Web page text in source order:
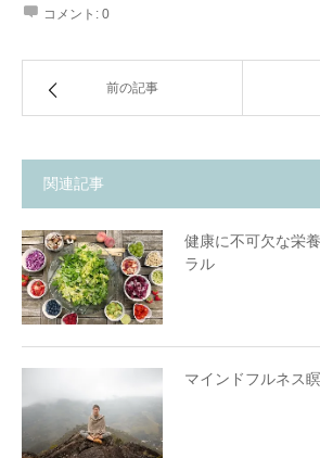
コメント: 0
前の記事
関連記事
健康に不可欠な栄
ラル
マインドフルネス
なぜ今、予防医学が必要なのか？
当院が大切にする「4つのサイクル」
「通わなければならない」から「
予防は、未来の自分への贈りもの